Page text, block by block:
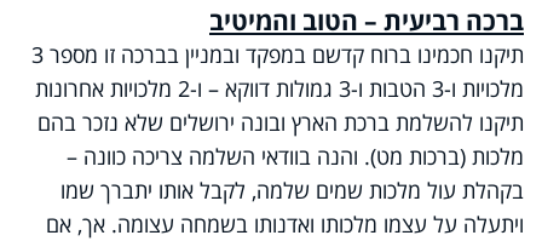
ברכה רביעית – הטוב והמיטיב
תיקנו חכמינו ברוח קדשם במפקד ובמניין בברכה זו מספר 3
מלכויות ו-3 הטבות ו-3 גמולות דווקא – ו-2 מלכויות אחרונות
תיקנו להשלמת ברכת הארץ ובונה ירושלים שלא נזכר בהם
מלכות (ברכות מט). והנה בוודאי השלמה צריכה כוונה –
בקהלת עול מלכות שמים שלמה, לקבל אותו יתברך שמו
ויתעלה על עצמו מלכותו ואדנותו בשמחה עצומה. אך, אם